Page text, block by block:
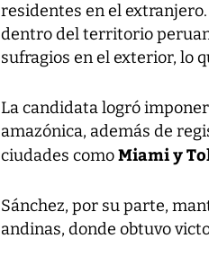
residentes en el
dentro del territorio
sufragios en el exterior, lo
La candidata logró
amazónica, además de
ciudades comoMiami y
Sánchez, por su parte,
andinas, donde obtuvo